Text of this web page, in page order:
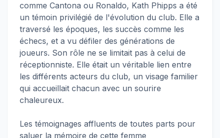
comme Cantona ou Ronaldo, Kath Phipps a été
un témoin privilégié de l'évolution du club. Elle a
traversé les époques, les succès comme les
échecs, et a vu défiler des générations de
joueurs. Son rôle ne se limitait pas à celui de
réceptionniste. Elle était un véritable lien entre
les différents acteurs du club, un visage familier
qui accueillait chacun avec un sourire
chaleureux.
Les témoignages affluents de toutes parts pour
saluer la mémoire de cette femme